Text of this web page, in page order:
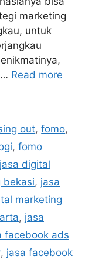
marketing
untuk
Read more
out,fomo,
, fomo
jasa digital
bekasi, jasa
marketing
, jasa
facebook ads
, jasa facebook